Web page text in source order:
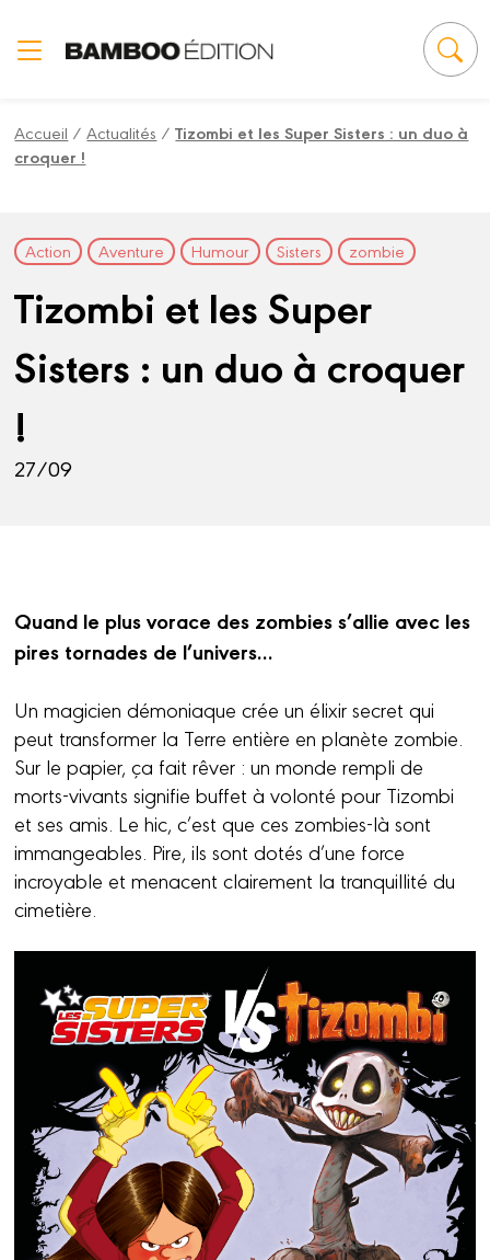
Accueil /Actualités /Tizombi et les Super Sisters : un duo à
croquer !
Action Aventure Humour Sisters zombie
Tizombi et les Super
Sisters : un duo à croquer
!
27/09
Quand le plus vorace des zombies s’allie avec les
pires tornades de l’univers…
Un magicien démoniaque crée un élixir secret qui
peut transformer la Terre entière en planète zombie.
Sur le papier, ça fait rêver : un monde rempli de
morts-vivants signifie buffet à volonté pour Tizombi
et ses amis. Le hic, c’est que ces zombies-là sont
immangeables. Pire, ils sont dotés d’une force
incroyable et menacent clairement la tranquillité du
cimetière.